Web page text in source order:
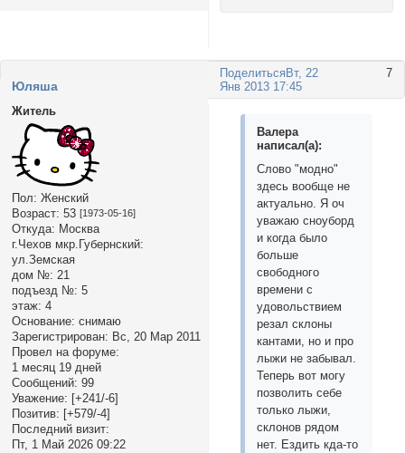
Поделиться 7
Вт, 22
Янв 2013 17:45
Юляша
Житель
Пол: Женский
Возраст: 53 [1973-05-16]
Откуда: Москва
г.Чехов мкр.Губернский:
ул.Земская
дом №: 21
подъезд №: 5
этаж: 4
Основание: снимаю
Зарегистрирован: Вс, 20 Мар 2011
Провел на форуме:
1 месяц 19 дней
Сообщений: 99
Уважение: [+241/-6]
Позитив: [+579/-4]
Последний визит:
Пт, 1 Май 2026 09:22
Валера
написал(а):
Слово "модно"
здесь вообще не
актуально. Я оч
уважаю сноуборд
и когда было
больше
свободного
времени с
удовольствием
резал склоны
кантами, но и про
лыжи не забывал.
Теперь вот могу
позволить себе
только лыжи,
склонов рядом
нет. Ездить кда-то